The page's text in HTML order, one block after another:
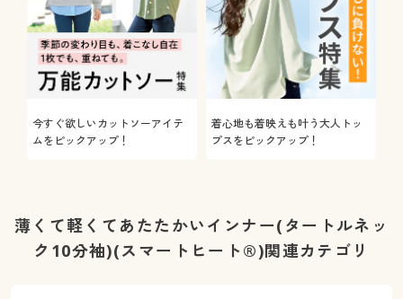
今すぐ欲しいカットソーアイテ
ムをピックアップ！
着心地も着映えも叶う大人トッ
プスをピックアップ！
薄くて軽くてあたたかいインナー(タートルネッ
ク10分袖)(スマートヒート®)関連カテゴリ